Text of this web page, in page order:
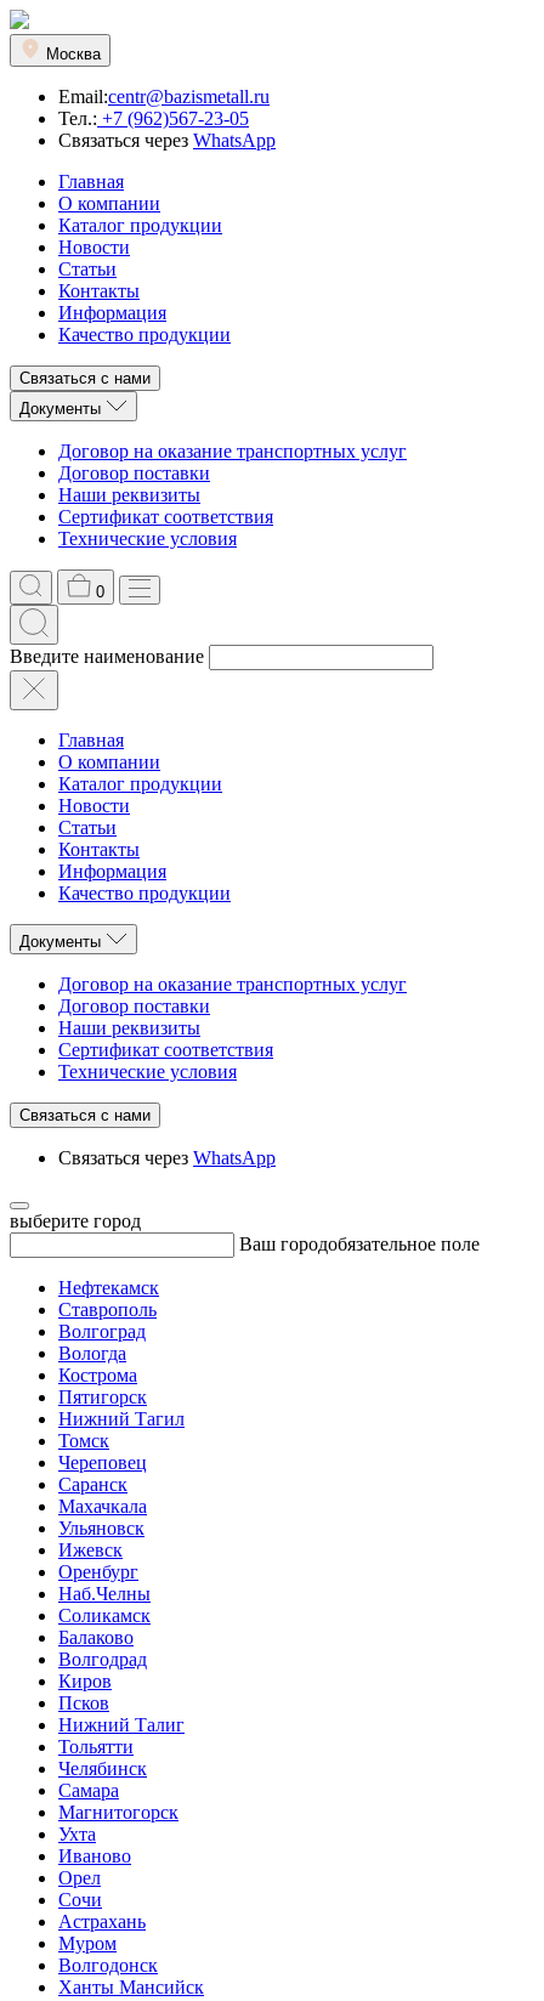
Москва
Email:centr@bazismetall.ru
Тел.: +7 (962)567-23-05
Связаться через WhatsApp
Главная
О компании
Каталог продукции
Новости
Статьи
Контакты
Информация
Качество продукции
Связаться с нами
Документы
Договор на оказание транспортных услуг
Договор поставки
Наши реквизиты
Сертификат соответствия
Технические условия
0
Введите наименование
Главная
О компании
Каталог продукции
Новости
Статьи
Контакты
Информация
Качество продукции
Документы
Договор на оказание транспортных услуг
Договор поставки
Наши реквизиты
Сертификат соответствия
Технические условия
Связаться с нами
Связаться через WhatsApp
выберите город
Ваш городобязательное поле
Нефтекамск
Ставрополь
Волгоград
Вологда
Кострома
Пятигорск
Нижний Тагил
Томск
Череповец
Саранск
Махачкала
Ульяновск
Ижевск
Оренбург
Наб.Челны
Соликамск
Балаково
Волгодрад
Киров
Псков
Нижний Талиг
Тольятти
Челябинск
Самара
Магнитогорск
Ухта
Иваново
Орел
Сочи
Астрахань
Муром
Волгодонск
Ханты Мансийск